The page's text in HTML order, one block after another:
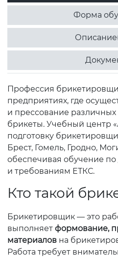
Форма
Профессия
предприятиях, где
и прессование
брикеты. Учебный центр
подготовку
Брест, Гомель, Гродно,
обеспечивая обучение
и требованиям ЕТКС.
Кто такой
Брикетировщик — это
выполняет формование,
материалов на
Работа требует